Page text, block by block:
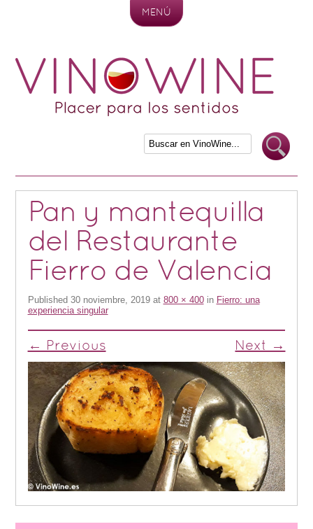
MENÚ
Pan y mantequilla
del Restaurante
Fierro de Valencia
Published 30 noviembre, 2019at 800 × 400in Fierro: una
experiencia singular
← Previous Next →